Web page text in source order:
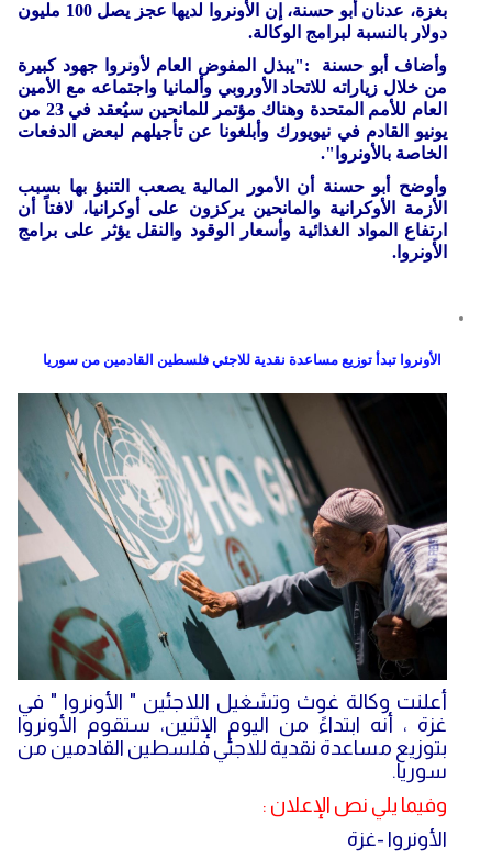
بغزة، عدنان أبو حسنة، إن الأونروا لديها عجز يصل 100 مليون
دولار بالنسبة لبرامج الوكالة.
وأضاف أبو حسنة :"يبذل المفوض العام لأونروا جهود كبيرة
من خلال زياراته للاتحاد الأوروبي وألمانيا واجتماعه مع الأمين
العام للأمم المتحدة وهناك مؤتمر للمانحين سيُعقد في 23 من
يونيو القادم في نيويورك وأبلغونا عن تأجيلهم لبعض الدفعات
الخاصة بالأونروا".
وأوضح أبو حسنة أن الأمور المالية يصعب التنبؤ بها بسبب
الأزمة الأوكرانية والمانحين يركزون على أوكرانيا، لافتاً أن
ارتفاع المواد الغذائية وأسعار الوقود والنقل يؤثر على برامج
الأونروا.
الأونروا تبدأ توزيع مساعدة نقدية للاجئي فلسطين القادمين من سوريا
أعلنت وكالة غوث وتشغيل اللاجئين " الأونروا " في
غزة ، أنه ابتداءً من اليوم الإثنين، ستقوم الأونروا
بتوزيع مساعدة نقدية للاجئي فلسطين القادمين من
سوريا.
وفيما يلي نص الإعلان :
الأونروا -غزة